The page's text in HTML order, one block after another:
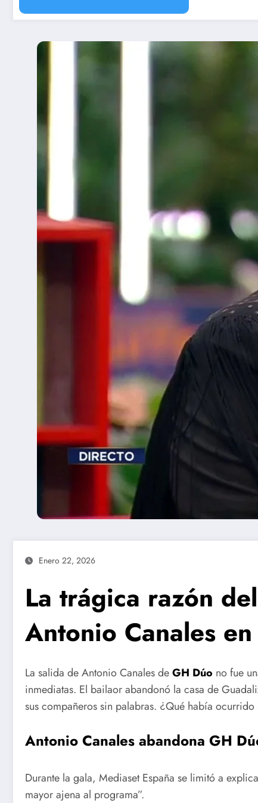
Enero 22, 2026
La trágica razón
Antonio Canales en
La salida de Antonio Canales deGH Dúo no fue
inmediatas. El bailaor abandonó la casa de
sus compañeros sin palabras. ¿Qué había ocurrido
Antonio Canales abandona GH
Durante la gala, Mediaset España se limitó a
mayor ajena al programa”.